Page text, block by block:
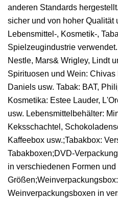
anderen Standards
sicher und von hoher Qualität
Lebensmittel-, Kosmetik-,
Spielzeugindustrie
Nestle, Mars& Wrigley, Lindt
Spirituosen und Wein:
Daniels usw. Tabak: BAT,
Kosmetika: Estee Lauder,
usw. Lebensmittelbehälter:
Keksschachtel,
Kaffeebox usw.;Tabakbox:
Tabakboxen;DVD-
in verschiedenen Formen und
Weinverpackungsboxen in